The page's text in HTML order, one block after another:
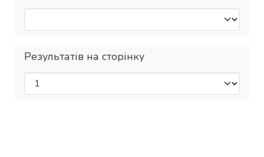
Результатів на сторінку